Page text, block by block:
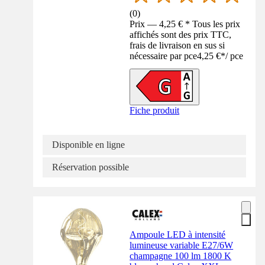
(0)
Prix — 4,25 € * Tous les prix
affichés sont des prix TTC,
frais de livraison en sus si
nécessaire par pce4,25 €*/ pce
Fiche produit
Disponible en ligne
Réservation possible
Ampoule LED à intensité
lumineuse variable E27/6W
champagne 100 lm 1800 K